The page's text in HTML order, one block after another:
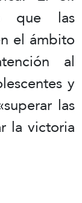
que las
el ámbito
al
y
las
la victoria